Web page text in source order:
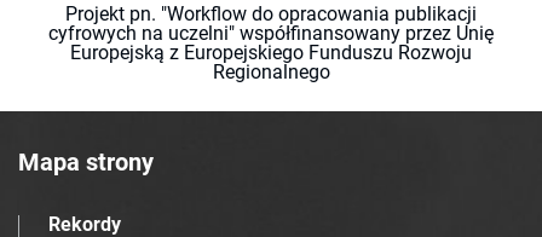
Projekt pn. "Workflow do opracowania publikacji
cyfrowych na uczelni" współfinansowany przez Unię
Europejską z Europejskiego Funduszu Rozwoju
Regionalnego
Mapa strony
Rekordy